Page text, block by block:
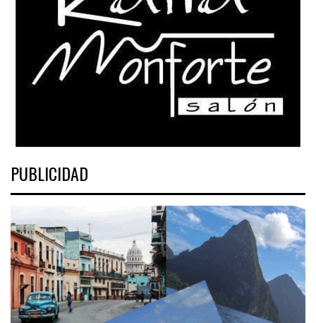
PUBLICIDAD